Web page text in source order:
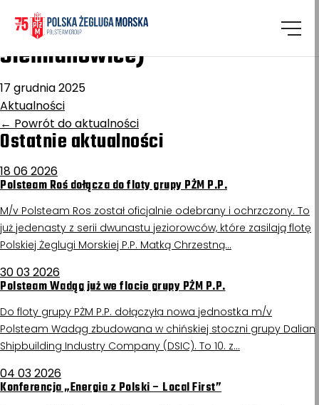
Homepage
Mamry (ex. Kopalnia
Siemianowice)
17 grudnia 2025
Aktualności
← Powrót do aktualności
Ostatnie aktualności
18 06 2026
Polsteam Roś dołącza do floty grupy PŻM P.P.
M/v Polsteam Ros został oficjalnie odebrany i ochrzczony. To
już jedenasty z serii dwunastu jeziorowców, które zasilają flotę
Polskiej Żeglugi Morskiej P.P. Matką Chrzestną…
30 03 2026
Polsteam Wadąg już we flocie grupy PŻM P.P.
Do floty grupy PŻM P.P. dołączyła nowa jednostka m/v
Polsteam Wadąg zbudowana w chińskiej stoczni grupy Dalian
Shipbuilding Industry Company (DSIC). To 10. z…
04 03 2026
Konferencja „Energia z Polski – Local First”